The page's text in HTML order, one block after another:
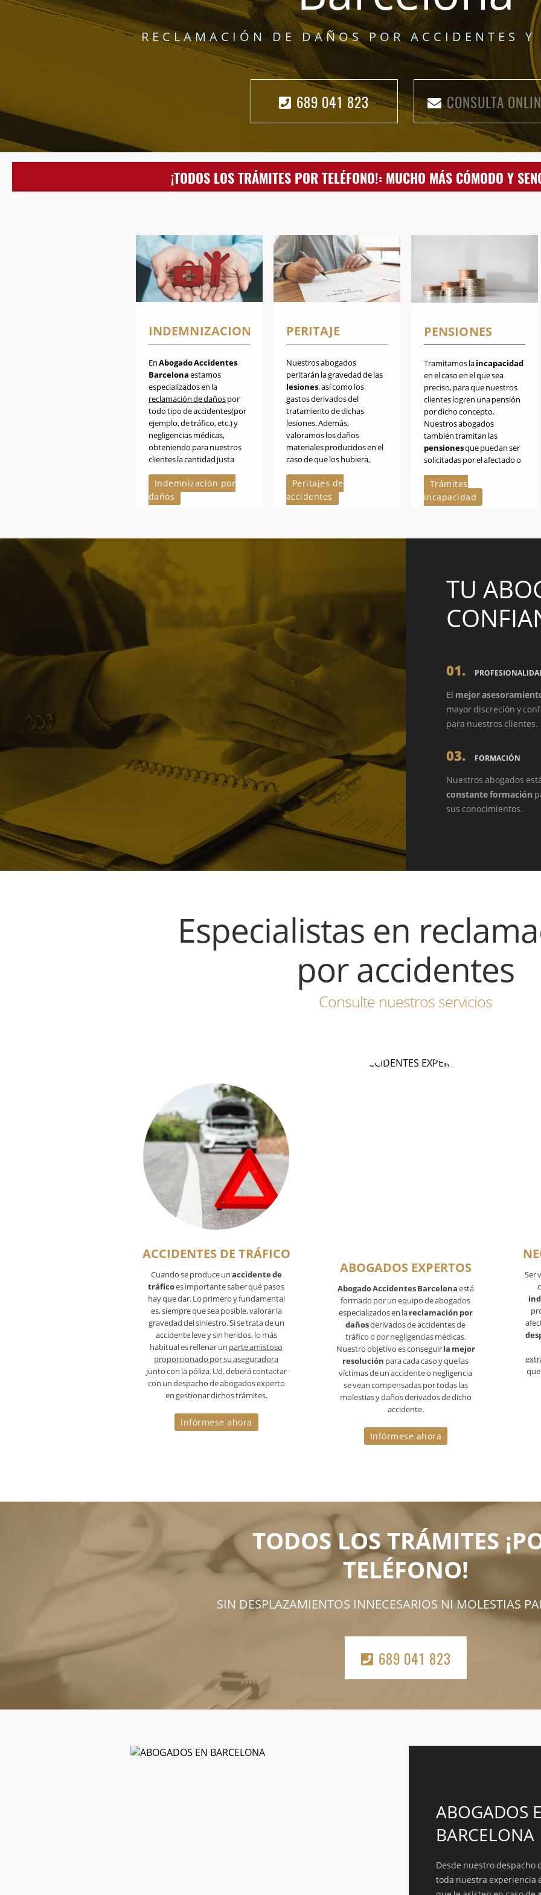
RECLAMACIÓN DE DAÑOS POR ACCIDENTES
689 041 823 CONSULTA
¡TODOS LOS TRÁMITES POR TELÉFONO!: MUCHO MÁS CÓMODO Y
INDEMNIZACIONES
EnAbogado Accidentes
Barcelonaestamos
especializados en la
reclamación de dañospor
todo tipo de accidentes(por
ejemplo, de tráfico, etc.) y
negligencias médicas,
obteniendo para nuestros
clientes la cantidad justa
Indemnización por
daños
PERITAJE
Nuestros abogados
peritarán la gravedad de las
lesiones, así como los
gastos derivados del
tratamiento de dichas
lesiones. Además,
valoramos los daños
materiales producidos en el
caso de que los hubiera,
de cantidad para cubrir los
gastos.
Peritajes de
accidentes
PENSIONES
Tramitamos laincapacidad
en el caso en el que sea
preciso, para que nuestros
clientes logren una pensión
por dicho concepto.
Nuestros abogados
también tramitan las
pensionesque puedan ser
solicitadas por el afectado o
orfandad...)
Trámites
incapacidad
TU
01.
El mejor
mayor discreción y
para nuestros clientes.
03. FORMACIÓN
Nuestros abogados
constante formación
sus conocimientos.
Especialistas en
por accidentes
Consulte nuestros servicios
ACCIDENTES DE TRÁFICO
Cuando se produce unaccidente de
tráficoes importante saber qué pasos
hay que dar. Lo primero y fundamental
es, siempre que sea posible, valorar la
gravedad del siniestro. Si se trata de un
accidente leve y sin heridos, lo más
habitual es rellenar un parte amistoso
proporcionado por su aseguradora
junto con la póliza. Ud. deberá contactar
con un despacho de abogados experto
en gestionar dichos trámites.
Infórmese ahora
ABOGADOS EXPERTOS
Abogado Accidentes Barcelonaestá
formado por un equipo de abogados
especializados en lareclamación por
dañosderivados de accidentes de
tráfico o por negligencias médicas.
Nuestro objetivo es conseguirla mejor
resolución para cada caso y que las
víctimas de un accidente o negligencia
se vean compensadas por todas las
molestias y daños derivados de dicho
accidente.
Infórmese ahora
Ser
TODOS LOS TRÁMITES
TELÉFONO!
SIN DESPLAZAMIENTOS INNECESARIOS NI MOLESTIAS
689 041 823
ABOGADOS
BARCELONA
Desde nuestro despacho
toda nuestra experiencia